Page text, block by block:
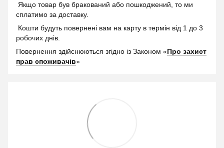
Якщо товар був бракований або пошкоджений, то ми
сплатимо за доставку.
Кошти будуть повернені вам на карту в термін від 1 до 3
робочих днів.
Повернення здійснюються згідно із Законом «Про захист
прав споживачів»